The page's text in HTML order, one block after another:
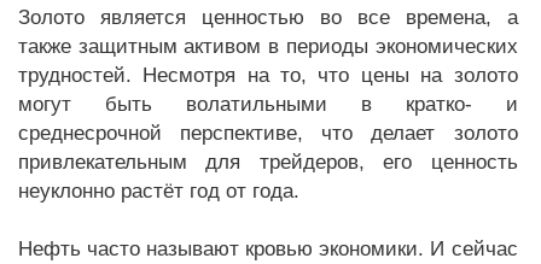
Золото является ценностью во все времена, а
также защитным активом в периоды экономических
трудностей. Несмотря на то, что цены на золото
могут быть волатильными в кратко- и
среднесрочной перспективе, что делает золото
привлекательным для трейдеров, его ценность
неуклонно растёт год от года.
Нефть часто называют кровью экономики. И сейчас